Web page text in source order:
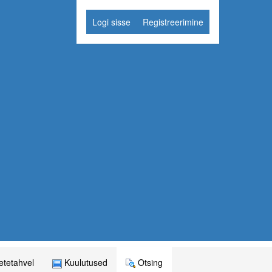
Logi sisse Registreerimine
Kuulutused Otsing